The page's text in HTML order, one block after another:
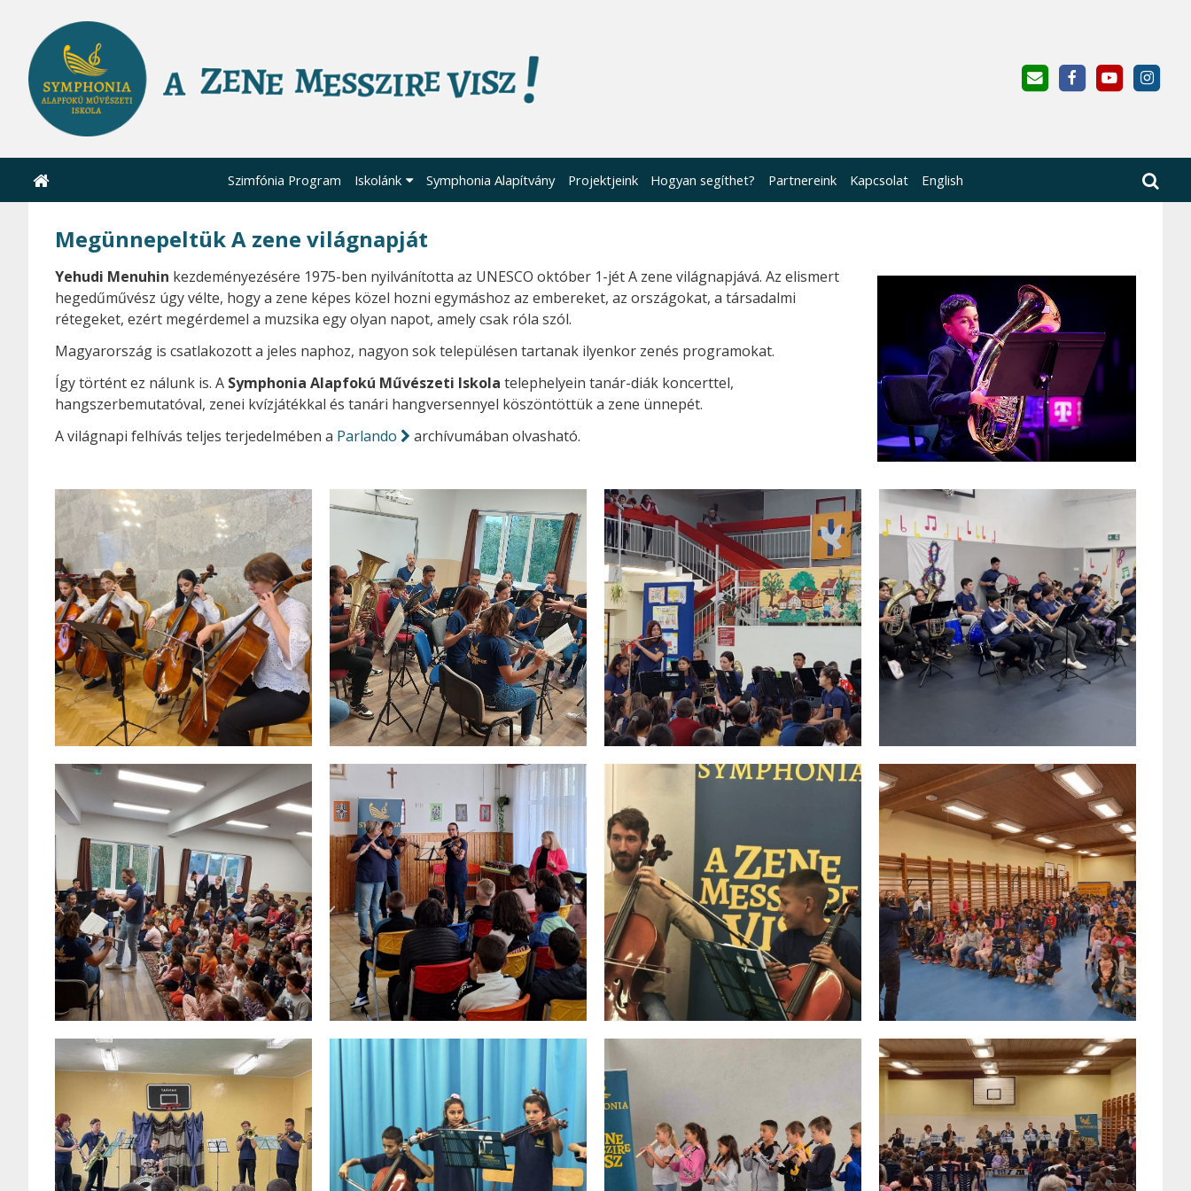
Szimfónia Program Iskolánk Symphonia Alapítvány Projektjeink Hogyan segíthet? Partnereink Kapcsolat English
Megünnepeltük A zene világnapját
Yehudi Menuhin kezdeményezésére 1975-ben nyilvánította az UNESCO október 1-jét A zene világnapjává. Az elismert
hegedűművész úgy vélte, hogy a zene képes közel hozni egymáshoz az embereket, az országokat, a társadalmi
rétegeket, ezért megérdemel a muzsika egy olyan napot, amely csak róla szól.
Magyarország is csatlakozott a jeles naphoz, nagyon sok településen tartanak ilyenkor zenés programokat.
Így történt ez nálunk is. A Symphonia Alapfokú Művészeti Iskola telephelyein tanár-diák koncerttel,
hangszerbemutatóval, zenei kvízjátékkal és tanári hangversennyel köszöntöttük a zene ünnepét.
A világnapi felhívás teljes terjedelmében a Parlando archívumában olvasható.